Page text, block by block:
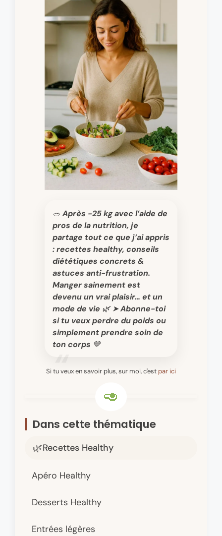
🥗 Après -25 kg avec l’aide de
pros de la nutrition, je
partage tout ce que j’ai appris
: recettes healthy, conseils
diététiques concrets &
astuces anti-frustration.
Manger sainement est
devenu un vrai plaisir… et un
mode de vie 🌿 ➤ Abonne-toi
si tu veux perdre du poids ou
simplement prendre soin de
ton corps 💛
Si tu veux en savoir plus, sur moi, c'est par ici
Dans cette thématique
Recettes Healthy
Apéro Healthy
Desserts Healthy
Entrées légères